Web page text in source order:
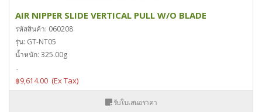
AIR NIPPER SLIDE VERTICAL PULL W/O BLADE
รหัสสินค้า: 060208
รุ่น: GT-NT05
น้ำหนัก: 325.00g
..
฿9,614.00
รับใบเสนอราคา